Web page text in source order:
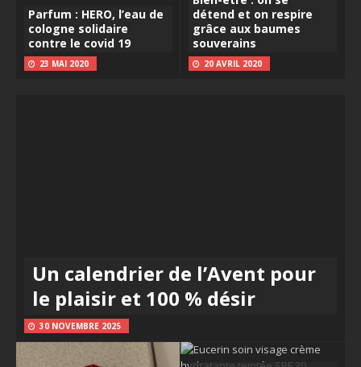
Parfum : HERO, l’eau de
cologne solidaire
contre le covid 19
23 MAI 2020
détend et on respire
grâce aux baumes
souverains
20 AVRIL 2020
Un calendrier de l’Avent pour
le plaisir et 100 % désir
30 NOVEMBRE 2025